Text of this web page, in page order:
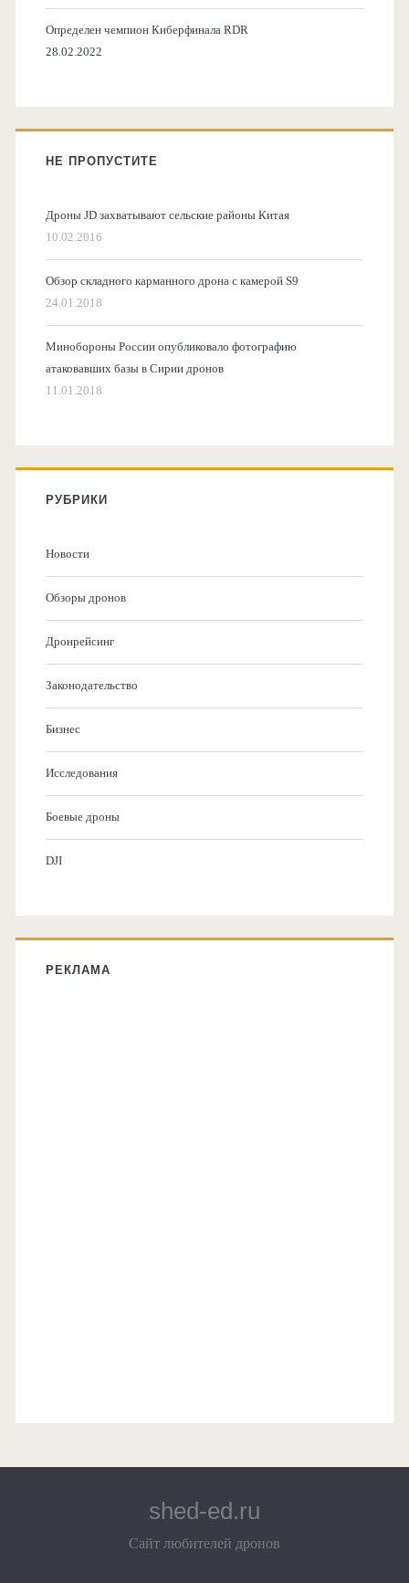
Определен чемпион Киберфинала RDR
28.02.2022
НЕ ПРОПУСТИТЕ
Дроны JD захватывают сельские районы Китая
10.02.2016
Обзор складного карманного дрона с камерой S9
24.01.2018
Минобороны России опубликовало фотографию
атаковавших базы в Сирии дронов
11.01.2018
РУБРИКИ
Новости
Обзоры дронов
Дронрейсинг
Законодательство
Бизнес
Исследования
Боевые дроны
DJI
РЕКЛАМА
shed-ed.ru
Сайт любителей дронов